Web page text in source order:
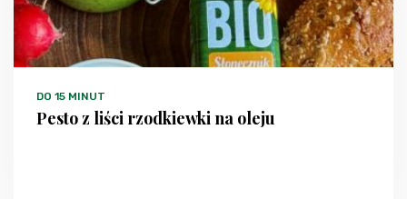
DO 15 MINUT
Pesto z liści rzodkiewki na oleju